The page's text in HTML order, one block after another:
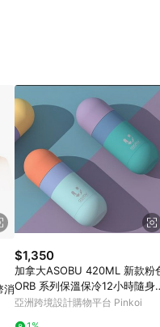
以上才具贈點資格。 7. 點
頁面後才首次下載 Pinkoi
消
$1,350
加拿大ASOBU 420ML 新款粉
ORB 系列保溫保冷12小時隨身
尚水杯
亞洲跨境設計購物平台 Pinkoi